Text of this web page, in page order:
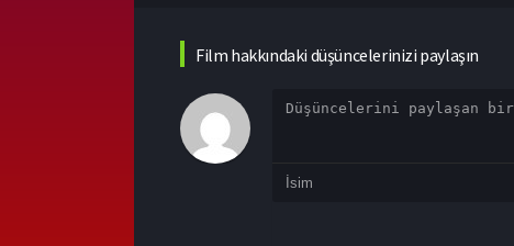
Film hakkındaki düşüncelerinizi paylaşın